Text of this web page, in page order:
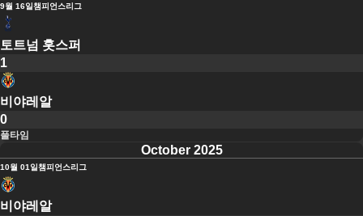
9월 16일챔피언스리그
토트넘 홋스퍼
1
비야레알
0
풀타임
October 2025
10월 01일챔피언스리그
비야레알